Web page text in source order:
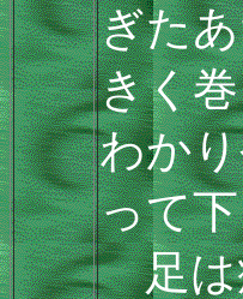
ぎた
きく
わか
って
足は